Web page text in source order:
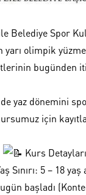
Belediye Spor
yarı olimpik
bugünden
yaz dönemini
için
Kurs
Sınırı: 5 – 18 yaş
başladı